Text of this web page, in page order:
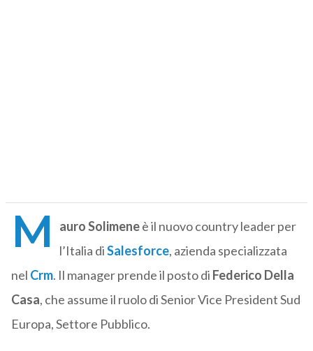
M auro Solimeneè il nuovo country leader per
l’Italia diSalesforce, azienda specializzata
nel Crm. Il manager prende il posto di Federico Della
Casa, che assume il ruolo di Senior Vice President Sud
Europa, Settore Pubblico.